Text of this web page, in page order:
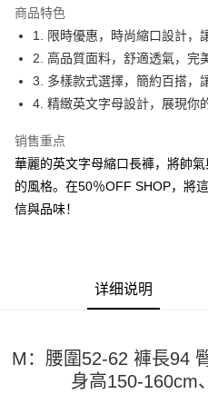
Apple Pay
街口支付
悠遊付
Google Pay
Plus PAY
2. 付款方式选择 “大哥付你分期”，订
程，验证手机门号后，选择欲分期的
4. 订单成立30分钟内，如未前往确认
消。如遇 “转专审核”未通过状况，表
一、關於 AFTEE先享後付
2. 進行簡訊驗證之後，即可完成結帳
3. 訂單確認後不需事先繳費，商品會
4. 下訂完成後，您的手機會收到一封
运送方式
全家取貨付款
商品特色
1. 限時優惠，時尚縮口設計，
2. 高品質面料，舒適透氣，完
3. 多樣款式選擇，簡約百搭，
4. 精緻英文字母設計，展現你
销售重点
華麗的英文字母縮口長褲，將帥
的風格。在50％OFF SHOP，將
信與品味！
详细说明
M：腰圍52-62 褲長94
身高150-160cm